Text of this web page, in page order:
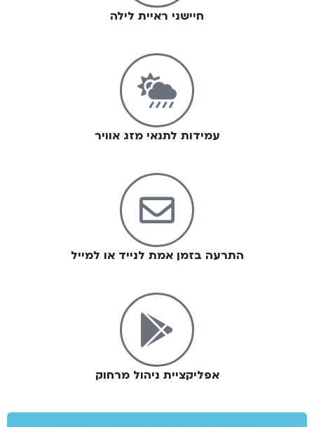
חיישני ראיית לילה
עמידות לתנאי מזג אוויר
התרעה בזמן אמת לנייד או למייל
אפליקציית ניהול מרחוק